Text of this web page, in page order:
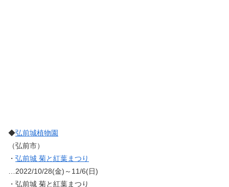
◆弘前城植物園
（弘前市）
・ 弘前城 菊と紅葉まつり
…2022/10/28(金)～11/6(日)
・弘前城 菊と紅葉まつり